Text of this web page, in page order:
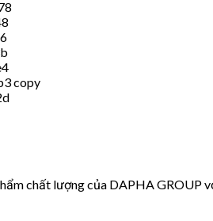
chất lượng của DAPHA GROUP